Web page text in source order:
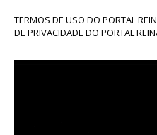
TERMOS DE USO DO PORTAL
DE PRIVACIDADE DO PORTAL